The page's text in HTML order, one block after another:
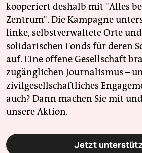
kooperiert deshalb mit "Alles
Zentrum". Die Kampagne
linke, selbstverwaltete Orte
solidarischen Fonds für deren
auf. Eine offene Gesellschaft
zugänglichen Journalismus –
zivilgesellschaftliches
auch? Dann machen Sie mit
unsere Aktion.
Jetzt